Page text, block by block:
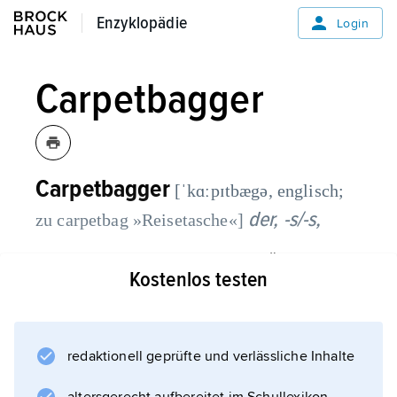
Enzyklopädie
Enzyklopädie Login
Carpetbagger
Carpetbagger [ˈkɑːpɪtbægə, englisch;
zu carpetbag »Reisetasche«] der, -s/-s,
und Politiker der Republikanischen Partei, die
Reconstruction
Kostenlos testen
redaktionell geprüfte und verlässliche Inhalte